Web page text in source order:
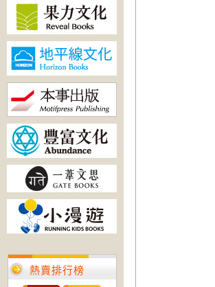
熱賣排行榜